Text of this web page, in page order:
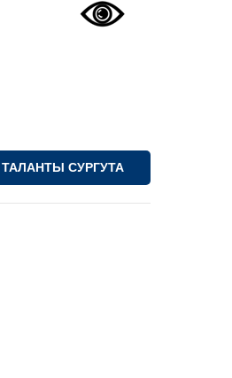
ТАЛАНТЫ СУРГУТА